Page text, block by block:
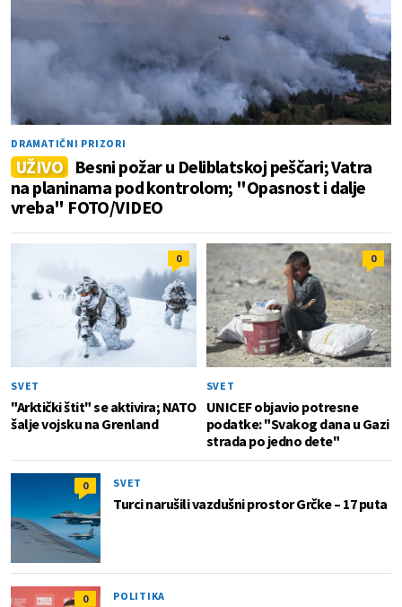
DRAMATIČNI PRIZORI
UŽIVO Besni požar u Deliblatskoj peščari; Vatra
na planinama pod kontrolom; "Opasnost i dalje
vreba" FOTO/VIDEO
0
SVET
"Arktički štit" se aktivira; NATO
šalje vojsku na Grenland
0
SVET
UNICEF objavio potresne
podatke: "Svakog dana u Gazi
strada po jedno dete"
0 SVET
Turci narušili vazdušni prostor Grčke – 17 puta
0 POLITIKA